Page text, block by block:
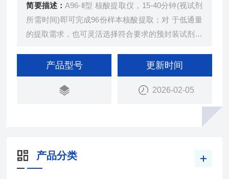
简要描述：A96-Ⅱ型 核酸提取仪，15-40分钟(视试剂
所需时间)即可完成96份样本核酸提取；对 于低通量
的提取需求，也可灵活选择符合要求的预封装试剂盒
产品型号 更新时间
2026-02-05
产品分类